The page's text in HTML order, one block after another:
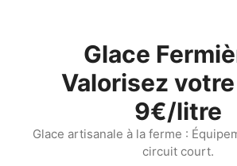
Glace
Valorisez
9€/litre
Glace artisanale à la ferme :
circuit court.